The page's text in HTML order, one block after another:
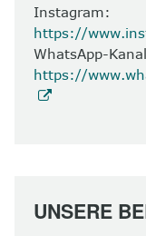
Instagram:
https://
WhatsApp-
https://
UNSERE